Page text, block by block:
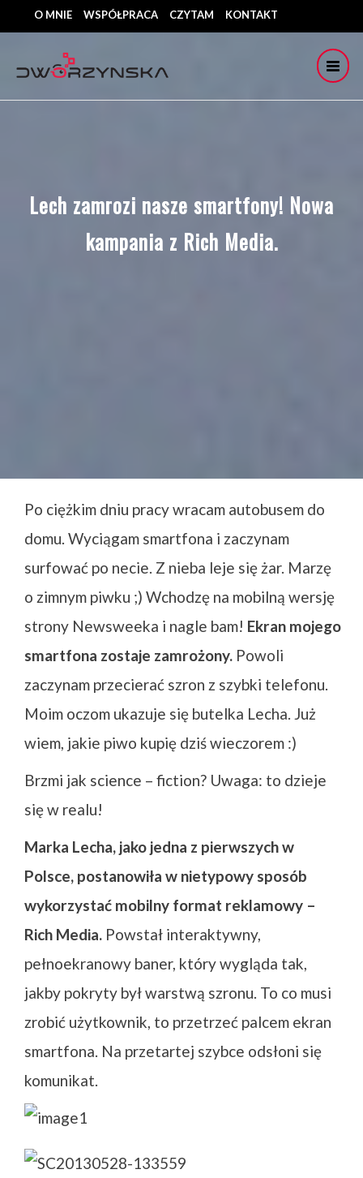
O MNIE WSPÓŁPRACA CZYTAM KONTAKT
Lech zamrozi nasze smartfony! Nowa
kampania z Rich Media.
Po ciężkim dniu pracy wracam autobusem do
domu. Wyciągam smartfona i zaczynam
surfować po necie. Z nieba leje się żar. Marzę
o zimnym piwku ;) Wchodzę na mobilną wersję
strony Newsweeka i nagle bam! Ekran mojego
smartfona zostaje zamrożony. Powoli
zaczynam przecierać szron z szybki telefonu.
Moim oczom ukazuje się butelka Lecha. Już
wiem, jakie piwo kupię dziś wieczorem :)
Brzmi jak science – fiction? Uwaga: to dzieje
się w realu!
Marka Lecha, jako jedna z pierwszych w
Polsce, postanowiła w nietypowy sposób
wykorzystać mobilny format reklamowy –
Rich Media. Powstał interaktywny,
pełnoekranowy baner, który wygląda tak,
jakby pokryty był warstwą szronu. To co musi
zrobić użytkownik, to przetrzeć palcem ekran
smartfona. Na przetartej szybce odsłoni się
komunikat.